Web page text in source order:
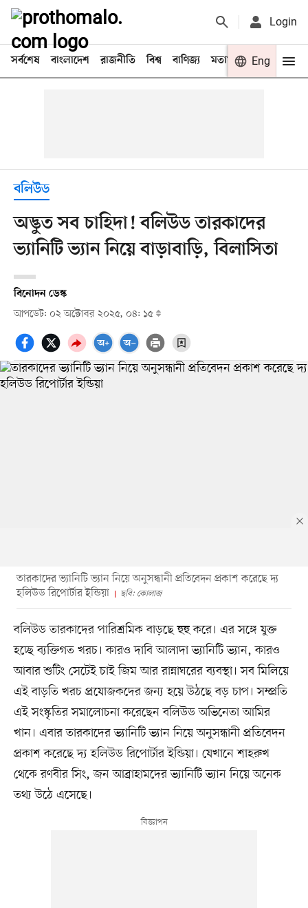
Login
সর্বশেষ বাংলাদেশ রাজনীতি বিশ্ব বাণিজ্য মতামত খেলা
Eng
বলিউড
অদ্ভুত সব চাহিদা! বলিউড তারকাদের
ভ্যানিটি ভ্যান নিয়ে বাড়াবাড়ি, বিলাসিতা
বিনোদন ডেস্ক
আপডেট: ০২ অক্টোবর ২০২৫, ০৪: ১৫
তারকাদের ভ্যানিটি ভ্যান নিয়ে অনুসন্ধানী প্রতিবেদন প্রকাশ করেছে দ্য
হলিউড রিপোর্টার ইন্ডিয়া
ছবি: কোলাজ
বলিউড তারকাদের পারিশ্রমিক বাড়ছে হুহু করে। এর সঙ্গে যুক্ত
হচ্ছে ব্যক্তিগত খরচ। কারও দাবি আলাদা ভ্যানিটি ভ্যান, কারও
আবার শুটিং সেটেই চাই জিম আর রান্নাঘরের ব্যবস্থা। সব মিলিয়ে
এই বাড়তি খরচ প্রযোজকদের জন্য হয়ে উঠছে বড় চাপ। সম্প্রতি
এই সংস্কৃতির সমালোচনা করেছেন বলিউড অভিনেতা আমির
খান। এবার তারকাদের ভ্যানিটি ভ্যান নিয়ে অনুসন্ধানী প্রতিবেদন
প্রকাশ করেছে দ্য হলিউড রিপোর্টার ইন্ডিয়া। যেখানে শাহরুখ
থেকে রণবীর সিং, জন আব্রাহামদের ভ্যানিটি ভ্যান নিয়ে অনেক
তথ্য উঠে এসেছে।